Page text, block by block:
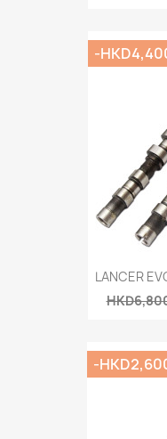
LANCER
-
-